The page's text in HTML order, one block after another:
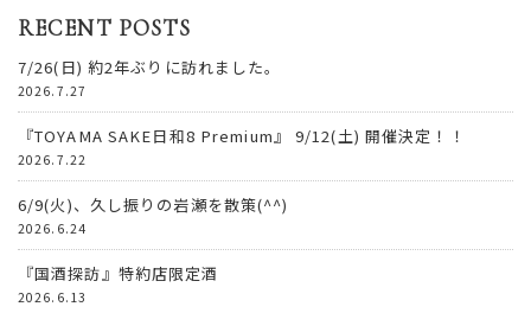
RECENT POSTS
7/26(日) 約2年ぶりに訪れました。
2026.7.27
『TOYAMA SAKE日和8 Premium』 9/12(土) 開催決定！！
2026.7.22
6/9(火)、久し振りの岩瀬を散策(^^)
2026.6.24
『国酒探訪』特約店限定酒
2026.6.13